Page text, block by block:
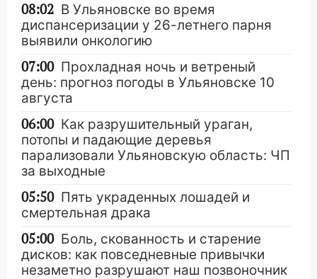
08:02 В Ульяновске во время
диспансеризации у 26-летнего парня
выявили онкологию
07:00 Прохладная ночь и ветреный
день: прогноз погоды в Ульяновске 10
августа
06:00 Как разрушительный ураган,
потопы и падающие деревья
парализовали Ульяновскую область: ЧП
за выходные
05:50 Пять украденных лошадей и
смертельная драка
05:00 Боль, скованность и старение
дисков: как повседневные привычки
незаметно разрушают наш позвоночник